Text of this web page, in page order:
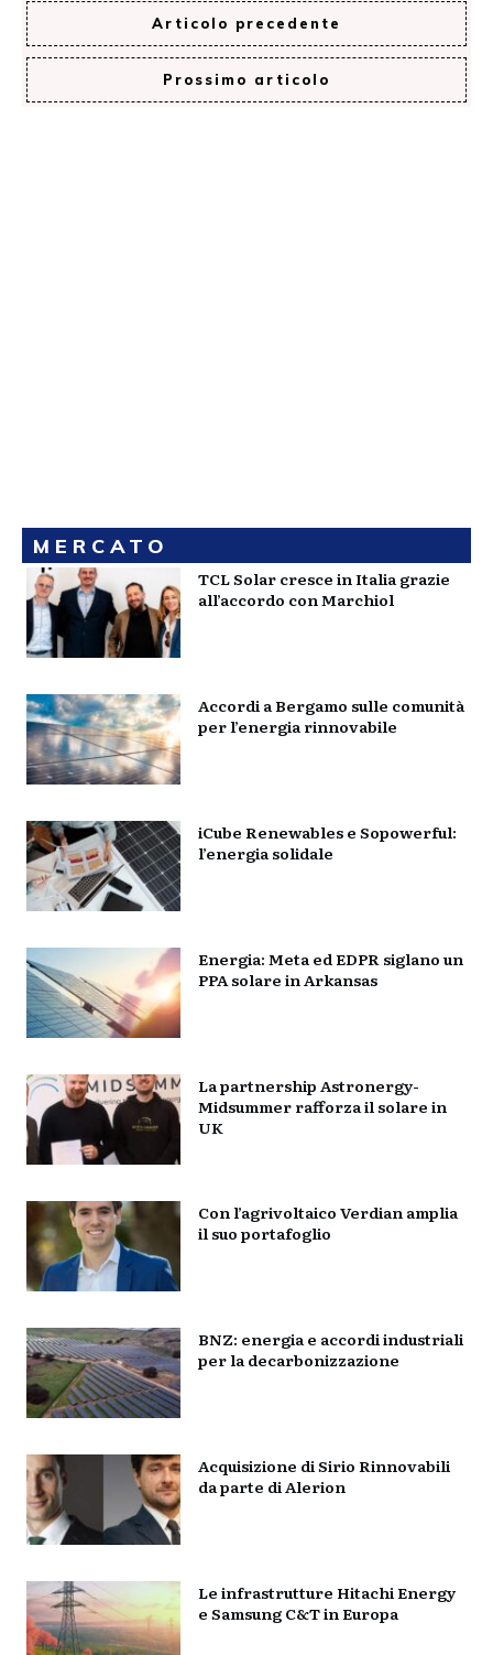
Articolo precedente
Prossimo articolo
MERCATO
TCL Solar cresce in Italia grazie
all’accordo con Marchiol
Accordi a Bergamo sulle comunità
per l’energia rinnovabile
iCube Renewables e Sopowerful:
l’energia solidale
Energia: Meta ed EDPR siglano un
PPA solare in Arkansas
La partnership Astronergy-
Midsummer rafforza il solare in
UK
Con l’agrivoltaico Verdian amplia
il suo portafoglio
BNZ: energia e accordi industriali
per la decarbonizzazione
Acquisizione di Sirio Rinnovabili
da parte di Alerion
Le infrastrutture Hitachi Energy
e Samsung C&T in Europa